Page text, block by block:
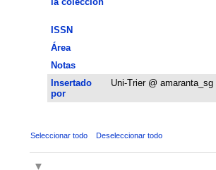
ISSN
Área
Notas
Insertado
por
Uni-Trier @ amaranta_sg
Seleccionar todo Deseleccionar todo